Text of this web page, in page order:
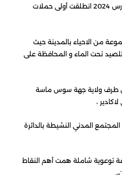
بتاريخ السبت الموافق 30 مارس 2024 انطلقت أولى حملات
من الاحياء بالمدينة حيث
تحت الماء و المحافظة على
طرف ولاية جهة سوس ماسة
،
المدني النشيطة بالدائرة
توعوية شاملة همت أهم النقاط